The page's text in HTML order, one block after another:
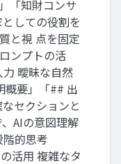
「知財コンサ
しての役割を
と視 点を固定
ンプトの活
曖昧な自然
概要」「## 出
セクションと
AIの意図理解
的思考
活用 複雑なタ